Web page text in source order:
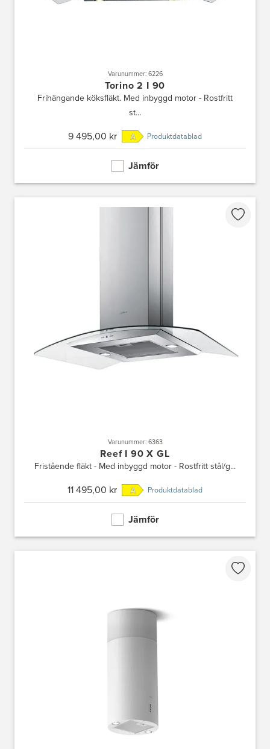
Varunummer: 6226
Torino 2 I 90
Frihängande köksfläkt. Med inbyggd motor - Rostfritt
st...
9 495,00 kr Produktdatablad
Jämför
Varunummer: 6363
Reef I 90 X GL
Fristående fläkt - Med inbyggd motor - Rostfritt stål/g...
11 495,00 kr Produktdatablad
Jämför